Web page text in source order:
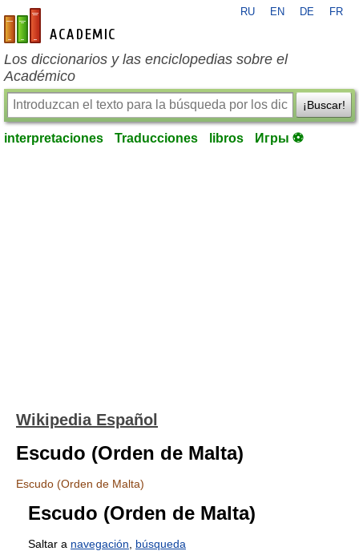
es-academic.com
RU EN DE FR
Los diccionarios y las enciclopedias sobre el
Académico
¡Buscar!
interpretaciones Traducciones libros Игры ⚽
Wikipedia Español
Escudo (Orden de Malta)
Escudo (Orden de Malta)
Escudo (Orden de Malta)
Saltar a navegación
búsqueda